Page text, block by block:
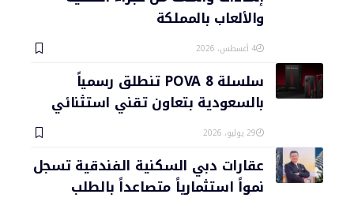
والألعاب بالمملكة
4 أغسطس، 2026
سلسلة POVA 8 تنطلق رسمياً
بالسعودية بتعاون تقني استثنائي
29 يوليو، 2026
عقارات دبي السكنية الفندقية تسجل
نمواً استثمارياً متصاعداً بالطلب